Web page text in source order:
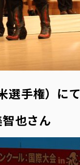
選手権）にて
也さん